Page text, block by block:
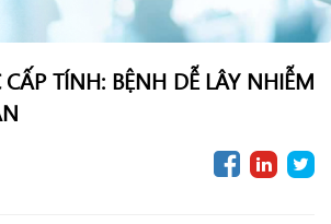
TÍNH: BỆNH DỄ LÂY NHIỄM